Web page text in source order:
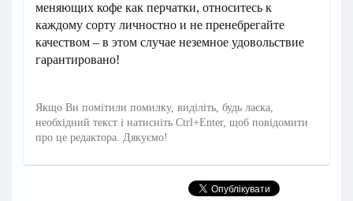
меняющих кофе как перчатки, относитесь к
каждому сорту личностно и не пренебрегайте
качеством – в этом случае неземное удовольствие
гарантировано!
Якщо Ви помітили помилку, виділіть, будь ласка,
необхідний текст і натисніть Ctrl+Enter, щоб повідомити
про це редактора. Дякуємо!